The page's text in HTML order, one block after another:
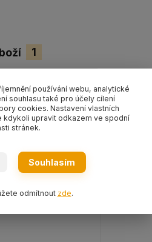
1
používání webu, analytické
souhlasu také pro účely cílení
cookies. Nastavení vlastních
upravit odkazem ve spodní
stránek.
Souhlasím
odmítnout zde.